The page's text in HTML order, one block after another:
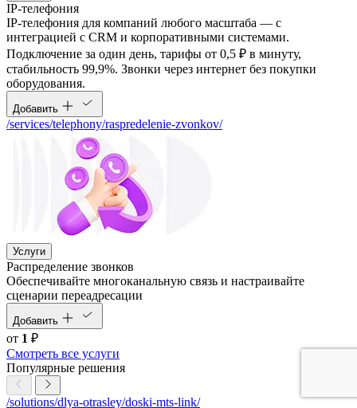
IP-телефония
IP-телефония для компаний любого масштаба — с
интеграцией с CRM и корпоративными системами.
Подключение за один день, тарифы от 0,5 ₽ в минуту,
стабильность 99,9%. Звонки через интернет без покупки
оборудования.
Добавить
/services/telephony/raspredelenie-zvonkov/
Услуги
Распределение звонков
Обеспечивайте многоканальную связь и настраивайте
сценарии переадресации
Добавить
от 1 ₽
Смотреть все услуги
Популярные решения
/solutions/dlya-otrasley/doski-mts-link/